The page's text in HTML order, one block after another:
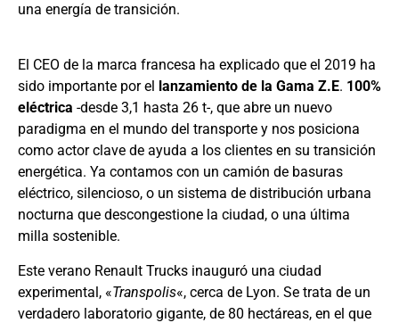
una energía de transición.
El CEO de la marca francesa ha explicado que el 2019 ha
sido importante por el
lanzamiento de la Gama Z.E. 100%
eléctrica -desde 3,1 hasta 26 t-, que abre un nuevo
paradigma en el mundo del transporte y nos posiciona
como actor clave de ayuda a los clientes en su transición
energética. Ya contamos con un camión de basuras
eléctrico, silencioso, o un sistema de distribución urbana
nocturna que descongestione la ciudad, o una última
milla sostenible.
Este verano Renault Trucks inauguró una ciudad
experimental, «Transpolis«, cerca de Lyon. Se trata de un
verdadero laboratorio gigante, de 80 hectáreas, en el que